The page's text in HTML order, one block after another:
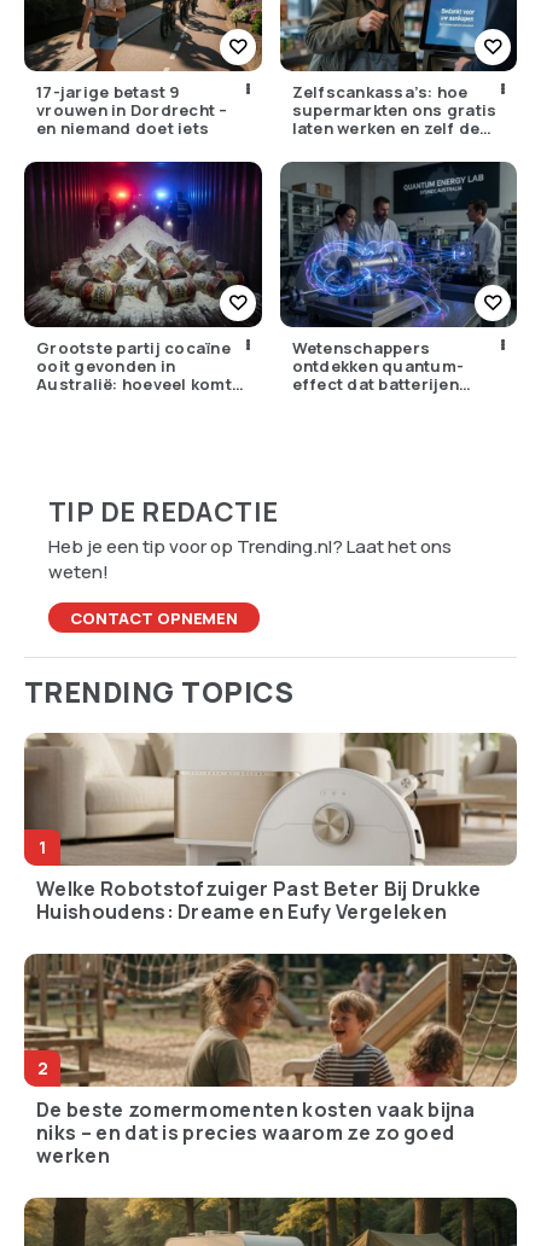
17-jarige betast 9
vrouwen in Dordrecht –
en niemand doet iets
Zelfscankassa’s: hoe
supermarkten ons gratis
laten werken en zelf de
Grootste partij cocaïne
ooit gevonden in
Australië: hoeveel komt
Wetenschappers
ontdekken quantum-
effect dat batterijen
TIP DE REDACTIE
Heb je een tip voor op Trending.nl? Laat het ons
weten!
CONTACT OPNEMEN
TRENDING TOPICS
Welke Robotstofzuiger Past Beter Bij Drukke
Huishoudens: Dreame en Eufy Vergeleken
De beste zomermomenten kosten vaak bijna
niks – en dat is precies waarom ze zo goed
werken